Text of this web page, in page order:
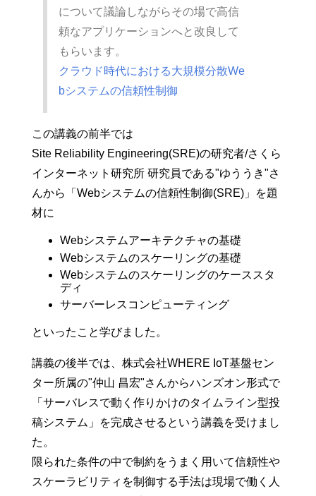
について議論しながらその場で高信
頼なアプリケーションへと改良して
もらいます。
クラウド時代における大規模分散We
bシステムの信頼性制御
この講義の前半では
Site Reliability Engineering(SRE)の研究者/さくら
インターネット研究所 研究員である"ゆううき"さ
んから「Webシステムの信頼性制御(SRE)」を題
材に
Webシステムアーキテクチャの基礎
Webシステムのスケーリングの基礎
Webシステムのスケーリングのケーススタ
ディ
サーバーレスコンピューティング
といったこと学びました。
講義の後半では、株式会社WHERE IoT基盤セン
ター所属の"仲山 昌宏"さんからハンズオン形式で
「サーバレスで動く作りかけのタイムライン型投
稿システム」を完成させるという講義を受けまし
た。
限られた条件の中で制約をうまく用いて信頼性や
スケーラビリティを制御する手法は現場で働く人